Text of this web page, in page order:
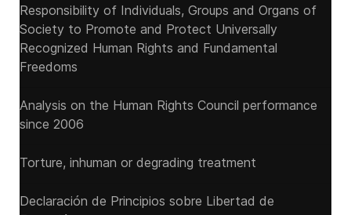
Responsibility of Individuals, Groups and Organs of
Society to Promote and Protect Universally
Recognized Human Rights and Fundamental
Freedoms
Analysis on the Human Rights Council performance
since 2006
Torture, inhuman or degrading treatment
Declaración de Principios sobre Libertad de